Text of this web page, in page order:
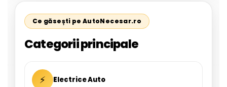
Ce găsești pe AutoNecesar.ro
Categorii principale
⚡ Electrice Auto